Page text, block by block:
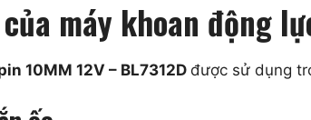
máy khoan động
10MM 12V – BL7312D được sử dụng